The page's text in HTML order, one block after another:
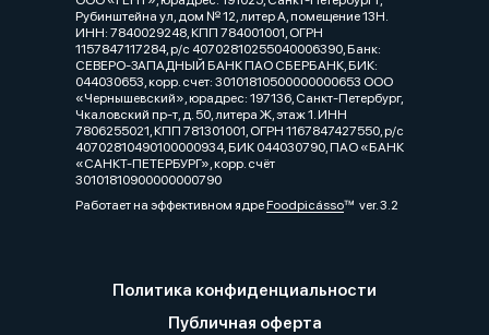
Рубинштейна ул, дом № 12, литер А, помещение 13Н.
ИНН: 7840029248, КПП 784001001, ОГРН
1157847117284, р/с 40702810255040006390, Банк:
СЕВЕРО-ЗАПАДНЫЙ БАНК ПАО СБЕРБАНК, БИК:
044030653, корр. счет: 30101810500000000653 ООО
«Чернышевский», юрадрес: 197136, Санкт-Петербург,
Чкаловский пр-т, д. 50, литера Ж, этаж 1. ИНН
7806255021, КПП 781301001, ОГРН 1167847427550, р/с
40702810490100000934, БИК 044030790, ПАО «БАНК
«САНКТ-ПЕТЕРБУРГ», корр. счёт
30101810900000000790
Работает на эффективном ядреFoodpicássover. 3.2
Политика конфиденциальности
Публичная оферта